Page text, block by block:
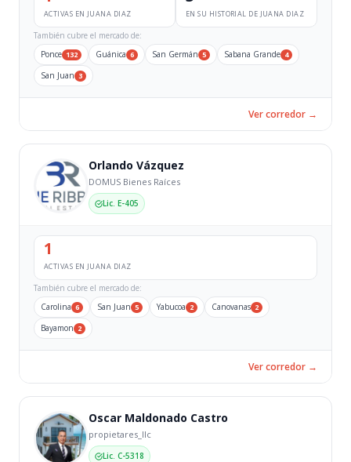
ACTIVAS EN JUANA DIAZ EN SU HISTORIAL DE JUANA DIAZ
También cubre el mercado de:
Ponce 132 Guánica 6 San Germán 5 Sabana Grande 4
San Juan 3
Ver corredor →
Orlando Vázquez
DOMUS Bienes Raíces
Lic. E-405
1
ACTIVAS EN JUANA DIAZ
También cubre el mercado de:
Carolina 6 San Juan 5 Yabucoa 2 Canovanas 2
Bayamon 2
Ver corredor →
Oscar Maldonado Castro
propietares_llc
Lic. C-5318